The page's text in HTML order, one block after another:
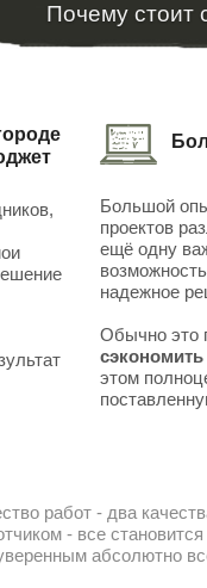
Почему стоит
Большой
проектов
ещё одну
надежное
Обычно это
сэкономить
этом
работ - два
- все
абсолютно